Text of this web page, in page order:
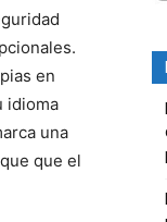
en
idioma
una
que el